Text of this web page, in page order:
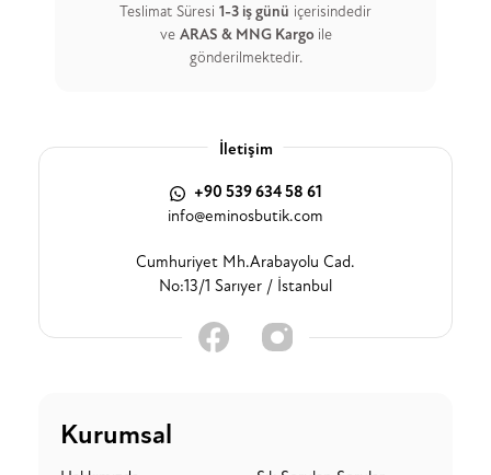
Teslimat Süresi 1-3 iş günü içerisindedir
ve ARAS & MNG Kargo ile
gönderilmektedir.
İletişim
+90 539 634 58 61
info@eminosbutik.com
Cumhuriyet Mh.Arabayolu Cad.
No:13/1 Sarıyer / İstanbul
Kurumsal